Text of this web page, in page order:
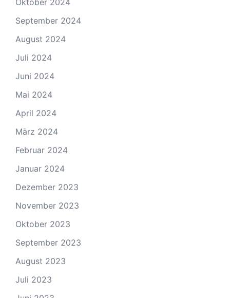
Oktober 2024
September 2024
August 2024
Juli 2024
Juni 2024
Mai 2024
April 2024
März 2024
Februar 2024
Januar 2024
Dezember 2023
November 2023
Oktober 2023
September 2023
August 2023
Juli 2023